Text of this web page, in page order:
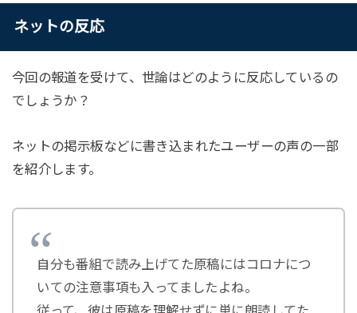
ネットの反応
今回の報道を受けて、世論はどのように反応しているの
でしょうか？
ネットの掲示板などに書き込まれたユーザーの声の一部
を紹介します。
自分も番組で読み上げてた原稿にはコロナにつ
いての注意事項も入ってましたよね。